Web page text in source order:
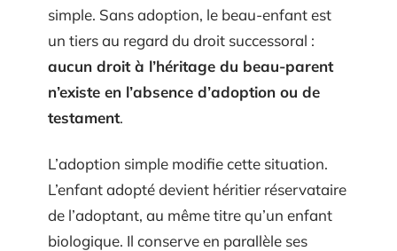
simple. Sans adoption, le beau-enfant est
un tiers au regard du droit successoral :
aucun droit à l’héritage du beau-parent
n’existe en l’absence d’adoption ou de
testament.
L’adoption simple modifie cette situation.
L’enfant adopté devient héritier réservataire
de l’adoptant, au même titre qu’un enfant
biologique. Il conserve en parallèle ses